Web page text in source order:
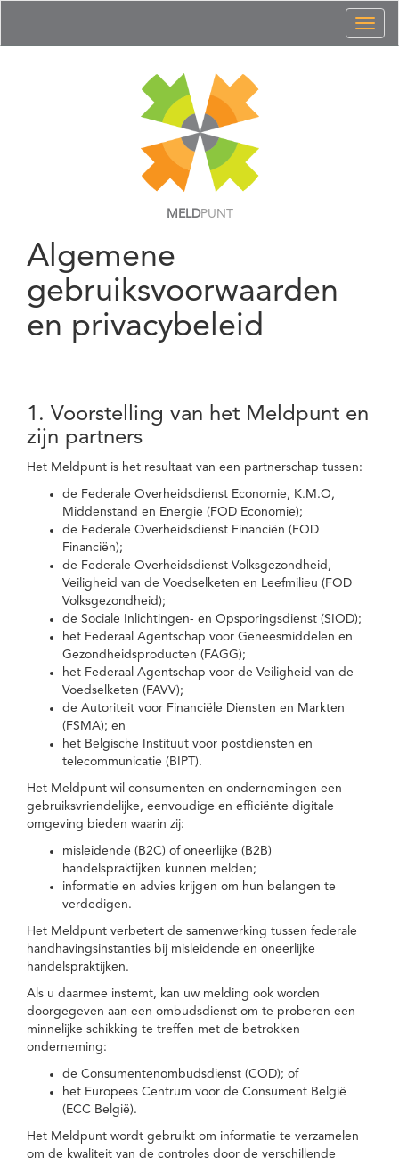
MELDPUNT
Algemene
gebruiksvoorwaarden
en privacybeleid
1. Voorstelling van het Meldpunt en
zijn partners
Het Meldpunt is het resultaat van een partnerschap tussen:
de Federale Overheidsdienst Economie, K.M.O,
Middenstand en Energie (FOD Economie);
de Federale Overheidsdienst Financiën (FOD
Financiën);
de Federale Overheidsdienst Volksgezondheid,
Veiligheid van de Voedselketen en Leefmilieu (FOD
Volksgezondheid);
de Sociale Inlichtingen- en Opsporingsdienst (SIOD);
het Federaal Agentschap voor Geneesmiddelen en
Gezondheidsproducten (FAGG);
het Federaal Agentschap voor de Veiligheid van de
Voedselketen (FAVV);
de Autoriteit voor Financiële Diensten en Markten
(FSMA); en
het Belgische Instituut voor postdiensten en
telecommunicatie (BIPT).
Het Meldpunt wil consumenten en ondernemingen een
gebruiksvriendelijke, eenvoudige en efficiënte digitale
omgeving bieden waarin zij:
misleidende (B2C) of oneerlijke (B2B)
handelspraktijken kunnen melden;
informatie en advies krijgen om hun belangen te
verdedigen.
Het Meldpunt verbetert de samenwerking tussen federale
handhavingsinstanties bij misleidende en oneerlijke
handelspraktijken.
Als u daarmee instemt, kan uw melding ook worden
doorgegeven aan een ombudsdienst om te proberen een
minnelijke schikking te treffen met de betrokken
onderneming:
de Consumentenombudsdienst (COD); of
het Europees Centrum voor de Consument België
(ECC België).
Het Meldpunt wordt gebruikt om informatie te verzamelen
om de kwaliteit van de controles door de verschillende